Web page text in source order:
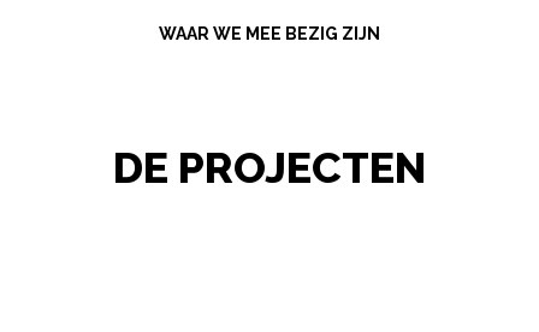
WAAR WE MEE BEZIG ZIJN
DE PROJECTEN